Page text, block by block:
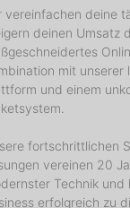
vereinfachen deine
deinen Umsatz
mit unserer
und einem
fortschrittlichen
vereinen 20
Technik und
erfolgreich zu